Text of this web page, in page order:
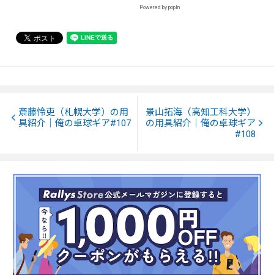
Powered by popIn
斎藤怜吏（札幌大学）の用
具紹介｜俺の卓球ギア#107
景山拓海（高知工科大学）
の用具紹介｜俺の卓球ギア
#108